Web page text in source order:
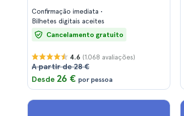
Confirmação imediata
Bilhetes digitais aceites
Cancelamento gratuito
4.6 (1.068 avaliações)
A partir de 28 €
Desde 26 € por pessoa